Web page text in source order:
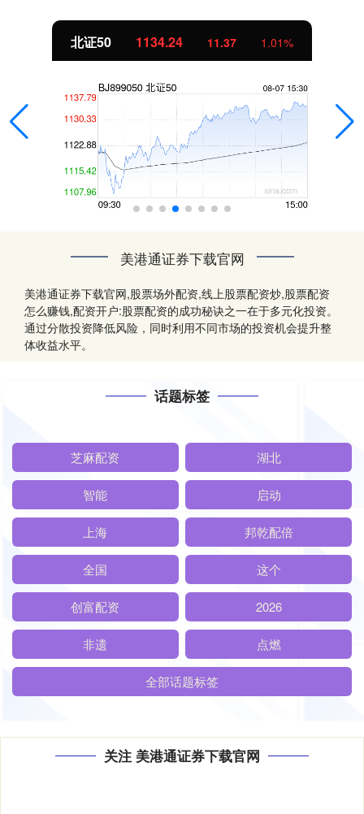
北证50 1134.24 11.37 1.01%
美港通证券下载官网
美港通证券下载官网,股票场外配资,线上股票配资炒,股票配资
怎么赚钱,配资开户:股票配资的成功秘诀之一在于多元化投资。
通过分散投资降低风险，同时利用不同市场的投资机会提升整
体收益水平。
话题标签
芝麻配资 湖北
智能 启动
上海 邦乾配倍
全国 这个
创富配资 2026
非遗 点燃
全部话题标签
关注 美港通证券下载官网